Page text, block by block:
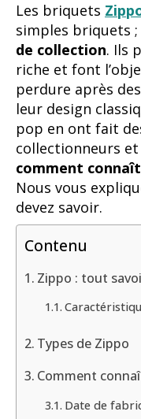
Les briquets
simples briquets
de collection. Ils
riche et font
perdure après
leur design
pop en ont fait
collectionneurs et
comment
Nous vous
devez savoir.
Contenu
Zippo : tout
Types de Zippo
Comment
Date de